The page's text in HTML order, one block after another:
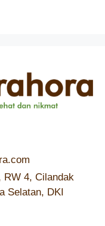
RW 4, Cilandak
Selatan, DKI